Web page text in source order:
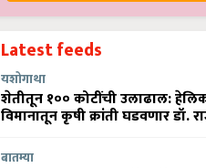
Latest feeds
यशोगाथा
शेतीतून १०० कोटींची उलाढाल:
विमानातून कृषी क्रांती घडवणार डॉ.
बातम्या